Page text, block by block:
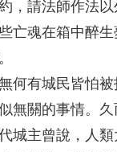
，請法師作法
亡魂在箱中醉
何有城民皆怕
無關的事情。
城主曾說，人